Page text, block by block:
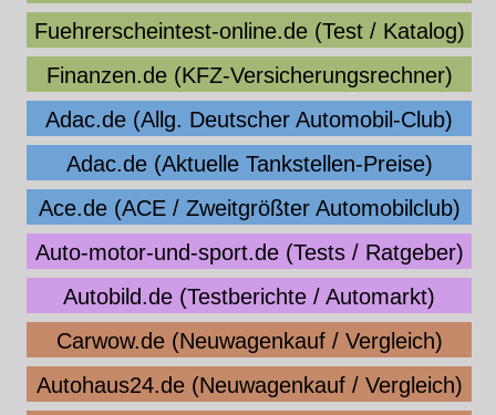
Fuehrerscheintest-online.de (Test / Katalog)
Finanzen.de (KFZ-Versicherungsrechner)
Adac.de (Allg. Deutscher Automobil-Club)
Adac.de (Aktuelle Tankstellen-Preise)
Ace.de (ACE / Zweitgrößter Automobilclub)
Auto-motor-und-sport.de (Tests / Ratgeber)
Autobild.de (Testberichte / Automarkt)
Carwow.de (Neuwagenkauf / Vergleich)
Autohaus24.de (Neuwagenkauf / Vergleich)